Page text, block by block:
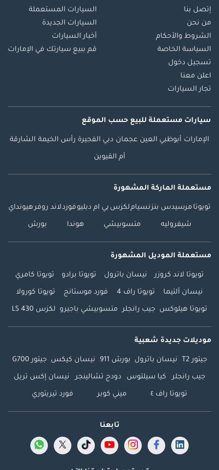
إتصل بنا
من نحن
الشروط والأحكام
السياسة الخاصة
تسجيل دخول
اعلن معنا
تجار السيارات
السيارات المستعملة
السيارات الجديدة
أخبار السيارات
قم ببيع سيارتك في الإمارات
سيارات مستعملة للبيع حسب الموقع
الإمارات أبوظبي العين عجمان دبي الفجيرة رأس الخيمة الشارقة
أم القيوين
مستعملة الماركة المشهورة
تويوتا مرسيدس بنزنسياملكزس بي ام دبليوفوردلاند روفرهيونداي
شيفروليه متسوبيشي هوندا بورش
مستعملة الموديل المشهورة
تويوتا لاند كروزر نيسان باترول تويوتا برادو تويوتا كامري
نيسان ألتيما تويوتا راف 4 فورد موستانج تويوتا كورولا
تويوتا هيلوكس جيب رانجلر متسوبيشي باجيرو لكزس LS 430
موديلات جديدة شعبية
جيتور T2 نيسان باترول بورش 911 نيسان كيكس جيتور G700
جيب رانجلر كيا سيلتوس دودج تشالينجر نيسان إكس تريل
تويوتا راف ٤ ميني كوبر فورد تيريتوري
تابعنا